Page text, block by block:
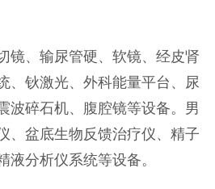
镜、输尿管硬、软镜、经皮肾
、钬激光、外科能量平台、尿
波碎石机、腹腔镜等设备。男
、盆底生物反馈治疗仪、精子
液分析仪系统等设备。